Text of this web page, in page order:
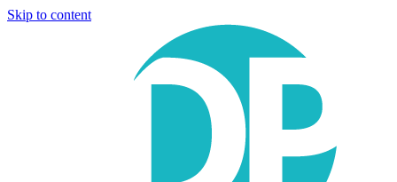
Skip to content